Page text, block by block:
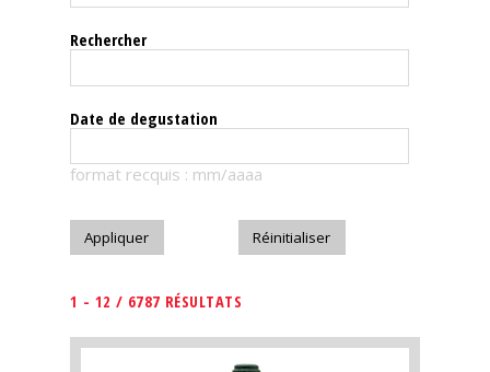
Le
magazine
Télécharger
Rechercher
Date de degustation
format recquis : mm/aaaa
1 - 12 / 6787 RÉSULTATS